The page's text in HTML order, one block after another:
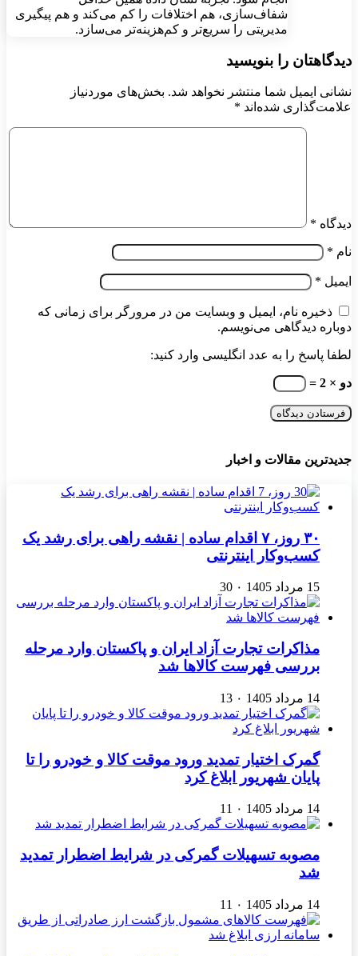
شفاف‌سازی، هم اختلافات را کم می‌کند و هم پیگیری
مدیریتی را سریع‌تر و کم‌هزینه‌تر می‌سازد.
دیدگاهتان را بنویسید
نشانی ایمیل شما منتشر نخواهد شد. بخش‌های موردنیاز
علامت‌گذاری شده‌اند *
دیدگاه *
نام *
ایمیل *
ذخیره نام، ایمیل و وبسایت من در مرورگر برای زمانی که
دوباره دیدگاهی می‌نویسم.
لطفا پاسخ را به عدد انگلیسی وارد کنید:
دو × 2 =
جدیدترین مقالات و اخبار
۳۰ روز، ۷ اقدام ساده | نقشه راهی برای رشد یک
کسب‌وکار اینترنتی
15 مرداد 1405 ۰ 30
مذاکرات تجارت آزاد ایران و پاکستان وارد مرحله
بررسی فهرست کالاها شد
14 مرداد 1405 ۰ 13
گمرک اختیار تمدید ورود موقت کالا و خودرو را تا
پایان شهریور ابلاغ کرد
14 مرداد 1405 ۰ 11
مصوبه تسهیلات گمرکی در شرایط اضطرار تمدید
شد
14 مرداد 1405 ۰ 11